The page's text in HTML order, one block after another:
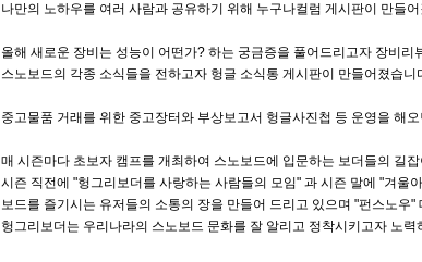
나만의 노하우를 여러 사람과 공유하기 위해 누구나컬럼 게시판이 만들
올해 새로운 장비는 성능이 어떤가? 하는 궁금증을 풀어드리고자 장비리
스노보드의 각종 소식들을 전하고자 헝글 소식통 게시판이 만들어졌습니
중고물품 거래를 위한 중고장터와 부상보고서 헝글사진첩 등 운영을 해
매 시즌마다 초보자 캠프를 개최하여 스노보드에 입문하는 보더들의 길
시즌 직전에 "헝그리보더를 사랑하는 사람들의 모임" 과 시즌 말에 "겨울
보드를 즐기시는 유저들의 소통의 장을 만들어 드리고 있으며 "펀스노우
헝그리보더는 우리나라의 스노보드 문화를 잘 알리고 정착시키고자 노력